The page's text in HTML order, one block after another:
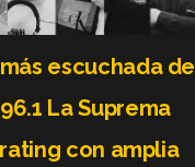
escuchada de
La Suprema
con amplia